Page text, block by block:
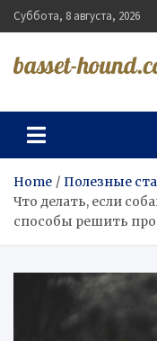
Skip
to
Суббота, 8 августа, 2026
basset-
Home
Полезные
Что делать, если
способы решить